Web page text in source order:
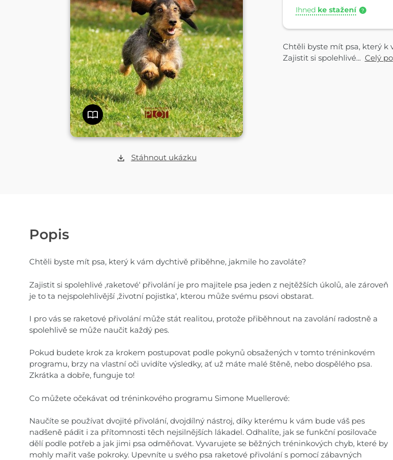
Stáhnout ukázku
Ihned ke stažení ?
Chtěli byste mít psa, který k
Zajistit si spolehlivé... Celý
Popis
Chtěli byste mít psa, který k vám dychtivě přiběhne, jakmile ho zavoláte?
Zajistit si spolehlivé ,raketové‘ přivolání je pro majitele psa jeden z nejtěžších úkolů, ale zároveň
je to ta nejspolehlivější ,životní pojistka‘, kterou může svému psovi obstarat.
I pro vás se raketové přivolání může stát realitou, protože přiběhnout na zavolání radostně a
spolehlivě se může naučit každý pes.
Pokud budete krok za krokem postupovat podle pokynů obsažených v tomto tréninkovém
programu, brzy na vlastní oči uvidíte výsledky, ať už máte malé štěně, nebo dospělého psa.
Zkrátka a dobře, funguje to!
Co můžete očekávat od tréninkového programu Simone Muellerové:
Naučíte se používat dvojité přivolání, dvojdílný nástroj, díky kterému k vám bude váš pes
nadšeně pádit i za přítomnosti těch nejsilnějších lákadel. Odhalíte, jak se funkční posilovače
dělí podle potřeb a jak jimi psa odměňovat. Vyvarujete se běžných tréninkových chyb, které by
mohly mařit vaše pokroky. Upevníte u svého psa raketové přivolání s pomocí zábavných